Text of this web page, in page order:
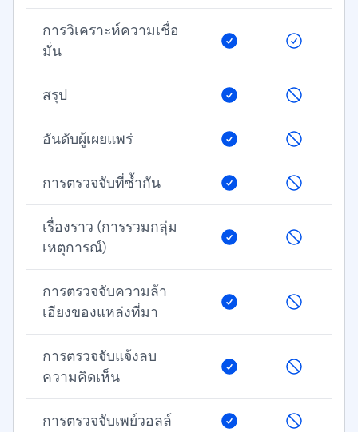
การวิเคราะห์ความเชื่อ
มั่น
สรุป
อันดับผู้เผยแพร่
การตรวจจับที่ซ้ำกัน
เรื่องราว (การรวมกลุ่ม
เหตุการณ์)
การตรวจจับความล้า
เอียงของแหล่งที่มา
การตรวจจับแจ้งลบ
ความคิดเห็น
การตรวจจับเพย์วอลล์